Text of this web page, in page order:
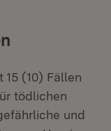
(10) Fällen
tödlichen
und